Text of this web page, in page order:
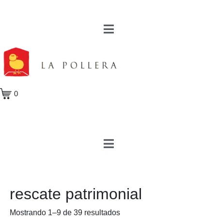
0
rescate patrimonial
Mostrando 1–9 de 39 resultados